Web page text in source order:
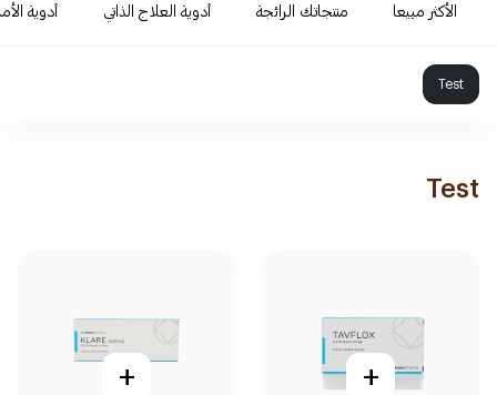
الأكثر مبيعا منتجاتك الرائجة أدوية العلاج الذاتي أدوية
Test
Test
+
+